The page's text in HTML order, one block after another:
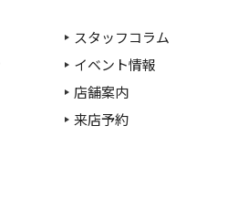
スタッフコラム
イベント情報
店舗案内
来店予約